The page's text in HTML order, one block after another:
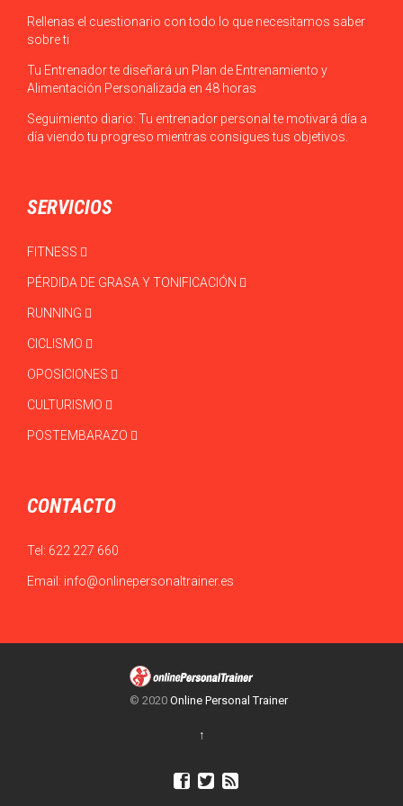
Rellenas el cuestionario con todo lo que necesitamos saber
sobre ti
Tu Entrenador te diseñará un Plan de Entrenamiento y
Alimentación Personalizada en 48 horas
Seguimiento diario: Tu entrenador personal te motivará día a
día viendo tu progreso mientras consigues tus objetivos.
SERVICIOS
FITNESS
PÉRDIDA DE GRASA Y TONIFICACIÓN
RUNNING
CICLISMO
OPOSICIONES
CULTURISMO
POSTEMBARAZO
CONTACTO
Tel: 622 227 660
Email: info@onlinepersonaltrainer.es
© 2020 Online Personal Trainer
↑
  